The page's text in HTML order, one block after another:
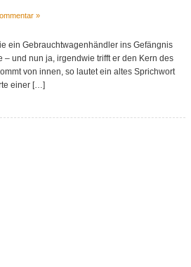
»
ein Gebrauchtwagenhändler ins Gefängnis
und nun ja, irgendwie trifft er den Kern des
von innen, so lautet ein altes Sprichwort
einer […]